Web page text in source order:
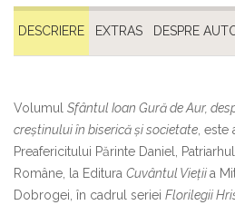
DESCRIERE EXTRAS DESPRE
Volumul Sfântul Ioan Gură de Aur,
creştinului în biserică şi societate, este
Preafericitului Părinte Daniel,
Române, la Editura Cuvântul Vieţiia
Dobrogei, în cadrul seriei Florilegii